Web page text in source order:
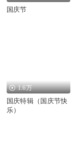
国庆节
1.6万
国庆特辑（国庆节快
乐）